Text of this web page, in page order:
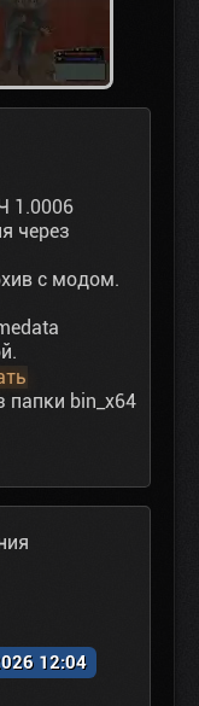
1.0006
через
с модом.
папки bin_x64
12:04